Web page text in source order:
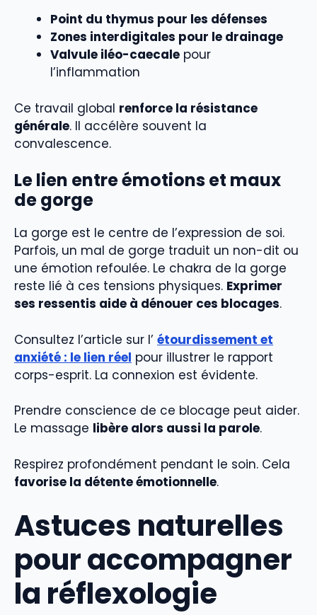
Point du thymus pour les défenses
Zones interdigitales pour le drainage
Valvule iléo-caecale pour
l’inflammation
Ce travail global renforce la résistance
générale. Il accélère souvent la
convalescence.
Le lien entre émotions et maux
de gorge
La gorge est le centre de l’expression de soi.
Parfois, un mal de gorge traduit un non-dit ou
une émotion refoulée. Le chakra de la gorge
reste lié à ces tensions physiques. Exprimer
ses ressentis aide à dénouer ces blocages.
Consultez l’article sur l’ étourdissement et
anxiété : le lien réel pour illustrer le rapport
corps-esprit. La connexion est évidente.
Prendre conscience de ce blocage peut aider.
Le massage libère alors aussi la parole.
Respirez profondément pendant le soin. Cela
favorise la détente émotionnelle.
Astuces naturelles
pour accompagner
la réflexologie